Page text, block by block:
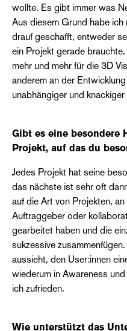
wollte. Es gibt immer was
Aus diesem Grund habe
drauf geschafft, entweder
ein Projekt gerade
mehr und mehr für die 3D
anderem an der
unabhängiger und
Gibt es eine besondere
Projekt, auf das du
Jedes Projekt hat seine
das nächste ist sehr oft
auf die Art von Projekten,
Auftraggeber oder
gearbeitet haben und die
sukzessive
aussieht, den User:innen
wiederum in Awareness
ich zufrieden.
Wie unterstützt das